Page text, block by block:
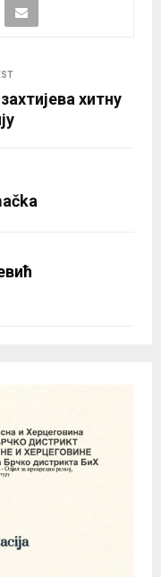
хитну